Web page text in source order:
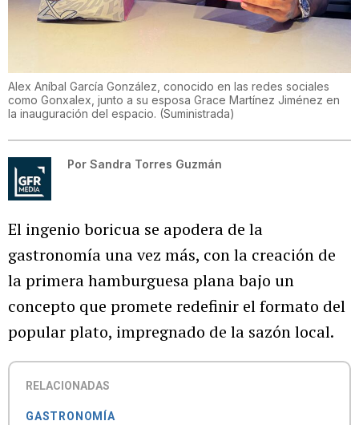
Alex Aníbal García González, conocido en las redes sociales
como Gonxalex, junto a su esposa Grace Martínez Jiménez en
la inauguración del espacio. (Suministrada)
Por Sandra Torres Guzmán
El ingenio boricua se apodera de la
gastronomía una vez más, con la creación de
la primera hamburguesa plana bajo un
concepto que promete redefinir el formato del
popular plato, impregnado de la sazón local.
RELACIONADAS
GASTRONOMÍA